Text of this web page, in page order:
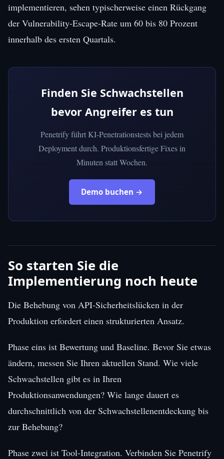
implementieren, sehen typischerweise einen Rückgang
der Vulnerability-Escape-Rate um 60 bis 80 Prozent
innerhalb des ersten Quartals.
Finden Sie Schwachstellen
bevor Angreifer es tun
Penetrify führt KI-Penetrationstests bei jedem
Deployment durch. Produktionsfertige Fixes in
Minuten statt Wochen.
Demo buchen →
So starten Sie die
Implementierung noch heute
Die Behebung von API-Sicherheitslücken in der
Produktion erfordert einen strukturierten Ansatz.
Phase eins ist Bewertung und Baseline. Bevor Sie etwas
ändern, messen Sie Ihren aktuellen Stand. Wie viele
Schwachstellen gibt es in Ihren
Produktionsanwendungen? Wie lange dauert es
durchschnittlich von der Schwachstellenentdeckung bis
zur Behebung?
Phase zwei ist Tool-Integration. Verbinden Sie Penetrify